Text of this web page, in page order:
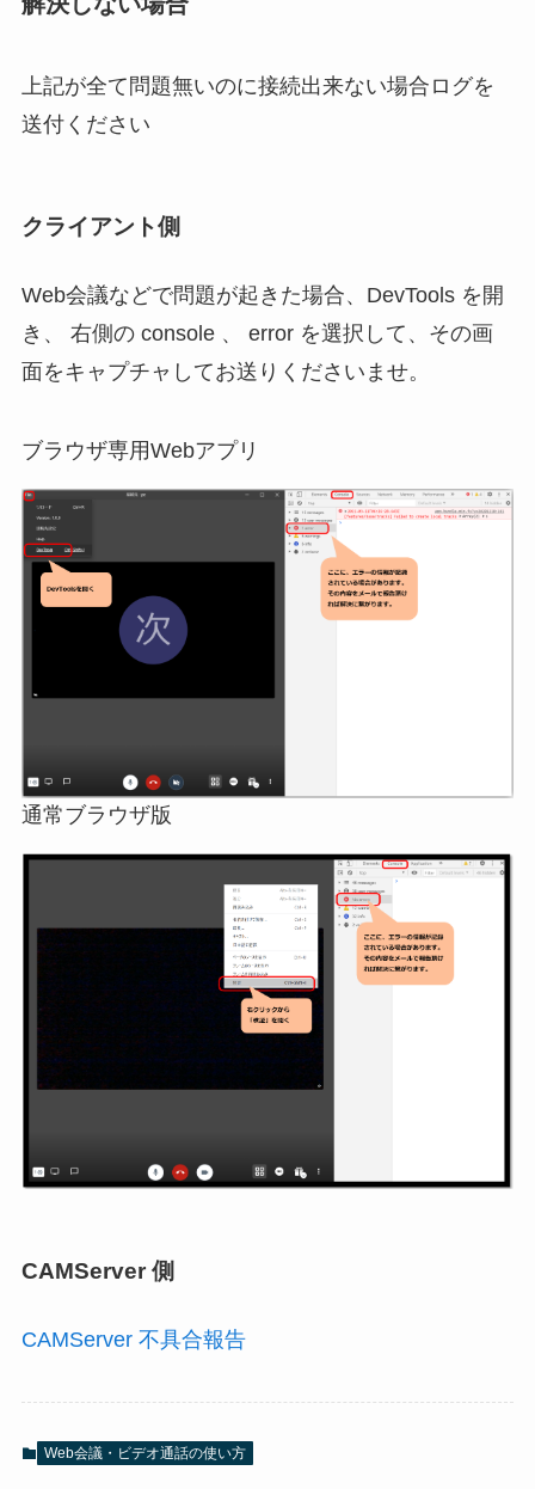
上記が全て問題無いのに接続出来ない場合ログを
送付ください
クライアント側
Web会議などで問題が起きた場合、DevTools を開
き、 右側の console 、 error を選択して、その画
面をキャプチャしてお送りくださいませ。
ブラウザ専用Webアプリ
通常ブラウザ版
CAMServer 側
CAMServer 不具合報告
Web会議・ビデオ通話の使い方